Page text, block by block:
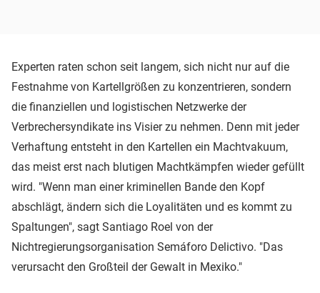
Experten raten schon seit langem, sich nicht nur auf die
Festnahme von Kartellgrößen zu konzentrieren, sondern
die finanziellen und logistischen Netzwerke der
Verbrechersyndikate ins Visier zu nehmen. Denn mit jeder
Verhaftung entsteht in den Kartellen ein Machtvakuum,
das meist erst nach blutigen Machtkämpfen wieder gefüllt
wird. "Wenn man einer kriminellen Bande den Kopf
abschlägt, ändern sich die Loyalitäten und es kommt zu
Spaltungen", sagt Santiago Roel von der
Nichtregierungsorganisation Semáforo Delictivo. "Das
verursacht den Großteil der Gewalt in Mexiko."